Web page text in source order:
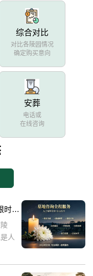
综合对比
对比各陵园情况
确定购买意向
安葬
电话或
在线咨询
清东陵万佛园中端景观墓碑完整价格 限时减免多年管理费详解
人
，